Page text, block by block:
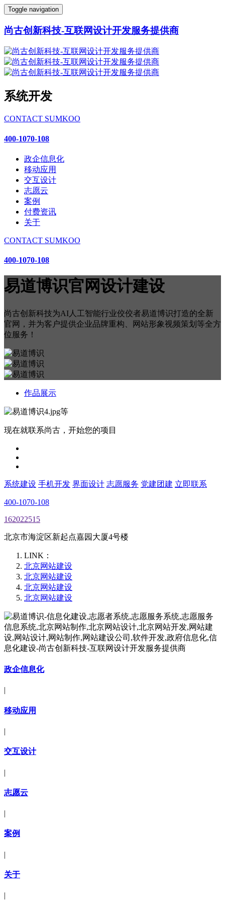
Toggle navigation
尚古创新科技-互联网设计开发服务提供商
系统开发
CONTACT SUMKOO
400-1070-108
政企信息化
移动应用
交互设计
志愿云
案例
付费资讯
关于
CONTACT SUMKOO
400-1070-108
易道博识官网设计建设
尚古创新科技为AI人工智能行业佼佼者易道博识打造的全新
官网，并为客户提供企业品牌重构、网站形象视频策划等全方
位服务！
作品展示
等
现在就联系尚古，开始您的项目
系统建设 手机开发 界面设计 志愿服务 党建团建 立即联系
400-1070-108
162022515
北京市海淀区新起点嘉园大厦4号楼
LINK：
北京网站建设
北京网站建设
北京网站建设
北京网站建设
政企信息化
移动应用
|
交互设计
|
志愿云
|
案例
|
关于
|